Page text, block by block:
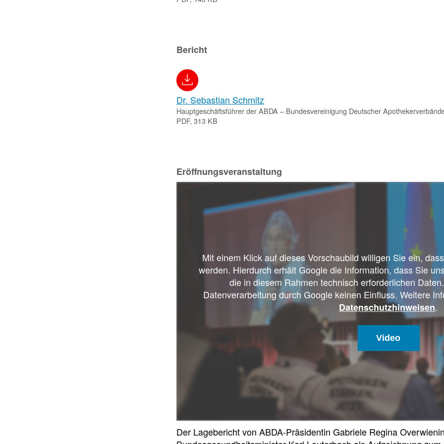
Bericht
Dr. Sebastian Schmitz
Hauptgeschäftsführer der ABDA – Bundesvereinigung Deutscher
PDF, 313 KB
Eröffnungsveranstaltung
Mit einem Klick auf dieses Vorschaubild willigen Sie ein,
werden. Hierdurch erhält Google die Information, dass Sie
die in diesem Rahmen technisch erforderlichen
Datenverarbeitung durch Google keinen Einfluss. Weitere
Datenschutzhinweisen.
Video
Der Lagebericht von ABDA-Präsidentin Gabriele Regina